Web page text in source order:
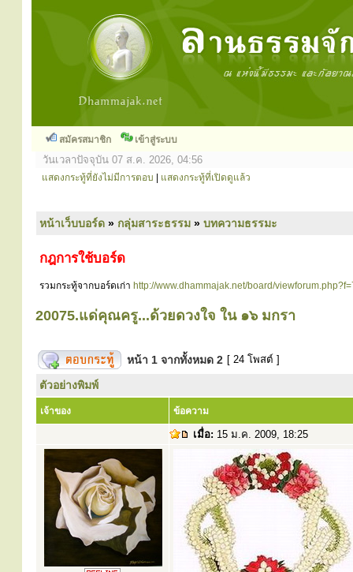
สมัครสมาชิก เข้าสู่ระบบ
วันเวลาปัจจุบัน 07 ส.ค. 2026, 04:56
แสดงกระทู้ที่ยังไม่มีการตอบ แสดงกระทู้ที่เปิดดูแล้ว
หน้าเว็บบอร์ด » กลุ่มสาระธรรม » บทความธรรมะ
กฎการใช้บอร์ด
รวมกระทู้จากบอร์ดเก่า http://www.dhammajak.net/board/
20075.แด่คุณครู...ด้วยดวงใจ ใน ๑๖ มกรา
หน้า 1 จากทั้งหมด 2 [ 24 โพสต์ ]
ตัวอย่างพิมพ์
เจ้าของ ข้อความ
เมื่อ: 15 ม.ค. 2009, 18:25